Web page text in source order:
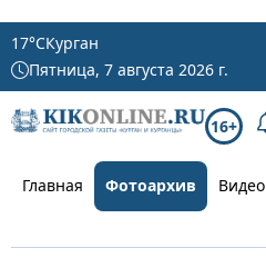
17°CКурган
Пятница, 7 августа 2026 г.
16+
Главная Фотоархив Видео